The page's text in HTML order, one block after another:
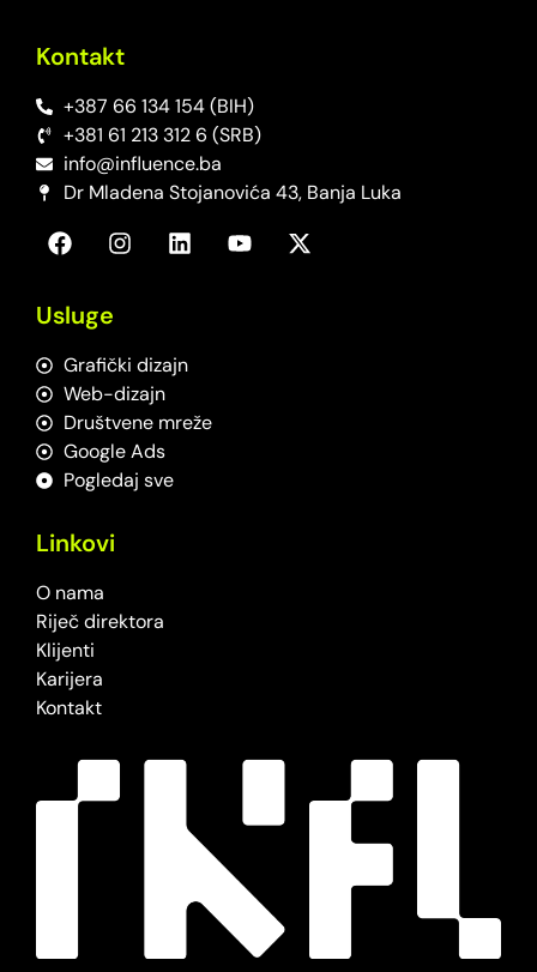
Kontakt
+387 66 134 154 (BIH)
+381 61 213 312 6 (SRB)
info@influence.ba
Dr Mladena Stojanovića 43, Banja Luka
Usluge
Grafički dizajn
Web-dizajn
Društvene mreže
Google Ads
Pogledaj sve
Linkovi
O nama
Riječ direktora
Klijenti
Karijera
Kontakt